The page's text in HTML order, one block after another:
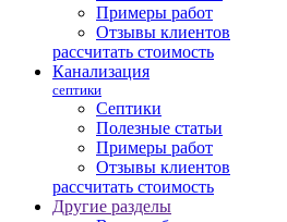
Примеры работ
Отзывы клиентов
рассчитать стоимость
Канализация
септики
Септики
Полезные статьи
Примеры работ
Отзывы клиентов
рассчитать стоимость
Другие разделы